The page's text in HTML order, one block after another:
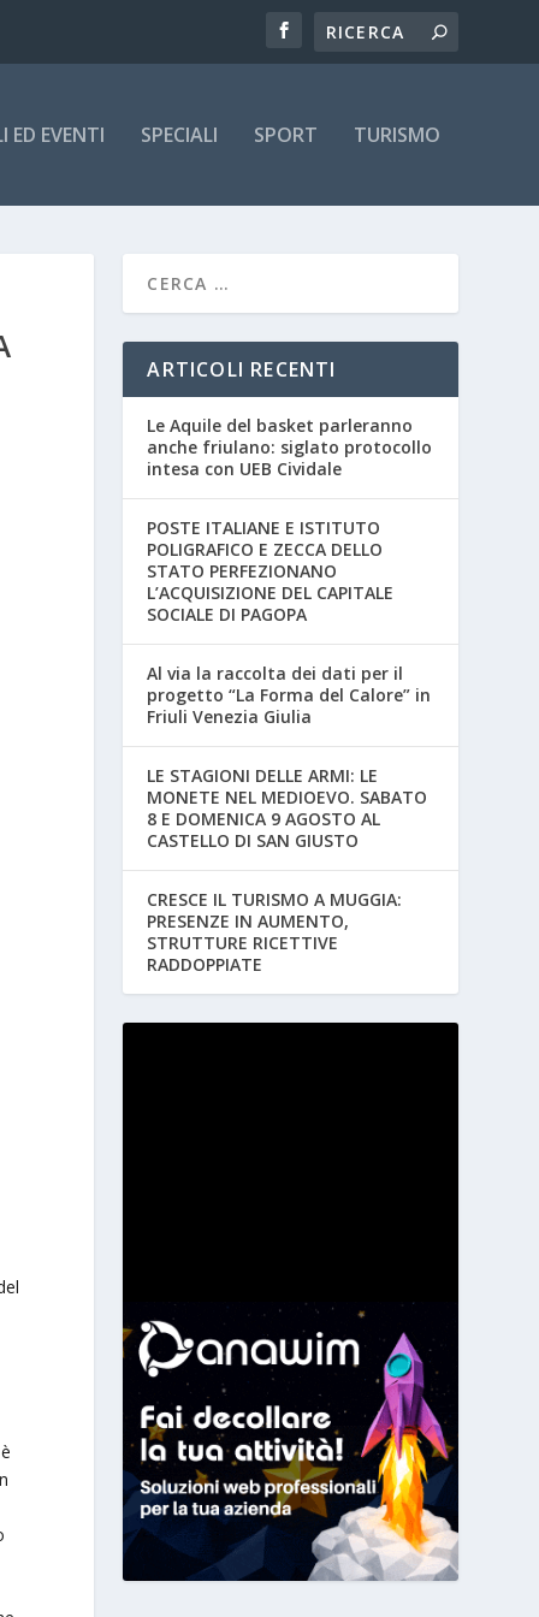
ED EVENTI SPECIALI SPORT TURISMO
ARTICOLI RECENTI
Le Aquile del basket parleranno
anche friulano: siglato protocollo
intesa con UEB Cividale
POSTE ITALIANE E ISTITUTO
POLIGRAFICO E ZECCA DELLO
STATO PERFEZIONANO
L’ACQUISIZIONE DEL CAPITALE
SOCIALE DI PAGOPA
Al via la raccolta dei dati per il
progetto “La Forma del Calore” in
Friuli Venezia Giulia
LE STAGIONI DELLE ARMI: LE
MONETE NEL MEDIOEVO. SABATO
8 E DOMENICA 9 AGOSTO AL
CASTELLO DI SAN GIUSTO
CRESCE IL TURISMO A MUGGIA:
PRESENZE IN AUMENTO,
STRUTTURE RICETTIVE
RADDOPPIATE